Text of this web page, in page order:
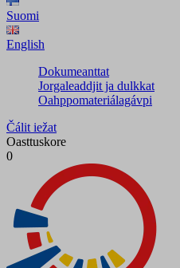
Suomi
English
Dokumeanttat
Jorgaleaddjit ja dulkkat
Oahppomateriálagávpi
Čálit iežat
Oasttuskore
0